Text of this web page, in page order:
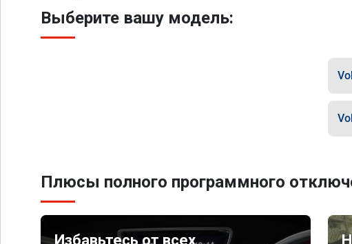
Выберите вашу модель:
Плюсы полного программного
Избавьтесь от всех